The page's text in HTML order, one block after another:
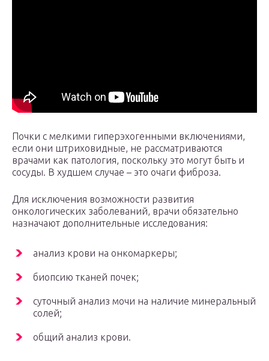
Почки с мелкими гиперэхогенными включениями,
если они штриховидные, не рассматриваются
врачами как патология, поскольку это могут быть и
сосуды. В худшем случае – это очаги фиброза.
Для исключения возможности развития
онкологических заболеваний, врачи обязательно
назначают дополнительные исследования:
анализ крови на онкомаркеры;
биопсию тканей почек;
суточный анализ мочи на наличие минеральный
солей;
общий анализ крови.